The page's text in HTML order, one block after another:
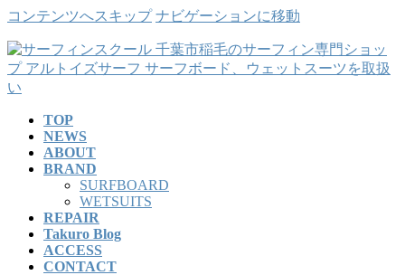
コンテンツへスキップ ナビゲーションに移動
TOP
NEWS
ABOUT
BRAND
SURFBOARD
WETSUITS
REPAIR
Takuro Blog
ACCESS
CONTACT